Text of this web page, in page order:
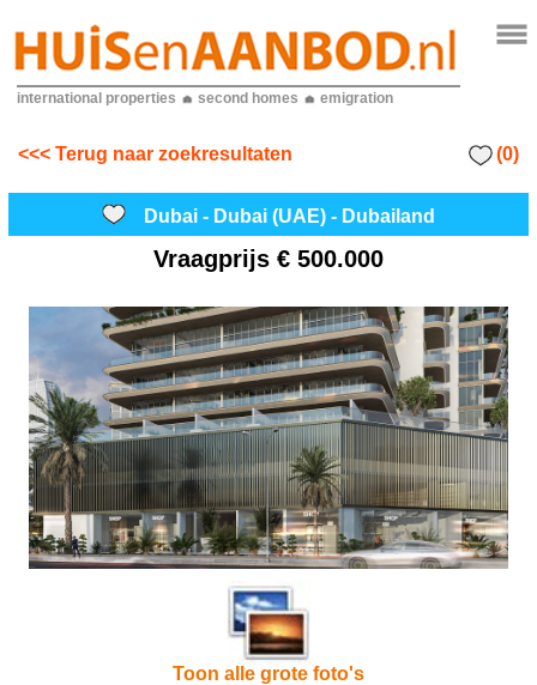
international properties second homes emigration
<<< Terug naar zoekresultaten (0)
Dubai - Dubai (UAE) - Dubailand
Vraagprijs € 500.000
Toon alle grote foto's